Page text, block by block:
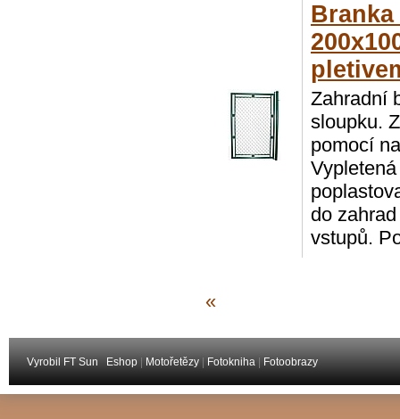
Zahradní
sloupku.
pomocí
do
vstupů.
«
Vyrobil FT Sun Eshop Motořetězy Fotokniha Fotoobrazy